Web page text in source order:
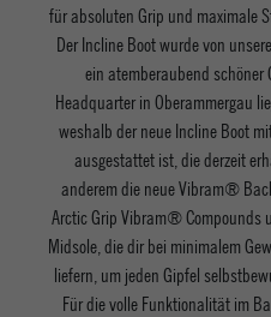
für absoluten Grip und maximale
Der Incline Boot wurde von
ein atemberaubend schöner
Headquarter in Oberammergau
weshalb der neue Incline Boot
ausgestattet ist, die derzeit
anderem die neue Vibram®
Arctic Grip Vibram® Compounds
Midsole, die dir bei minimalem
liefern, um jeden Gipfel
Für die volle Funktionalität im